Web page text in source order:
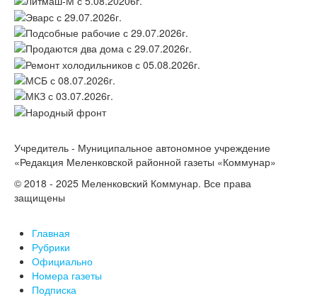
Учредитель - Муниципальное автономное учреждение
«Редакция Меленковской районной газеты «Коммунар»
© 2018 - 2025 Меленковский Коммунар. Все права
защищены
Главная
Рубрики
Официально
Номера газеты
Подписка